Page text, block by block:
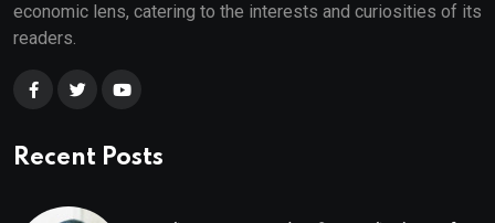
economic lens, catering to the interests and curiosities of its
readers.
Recent Posts